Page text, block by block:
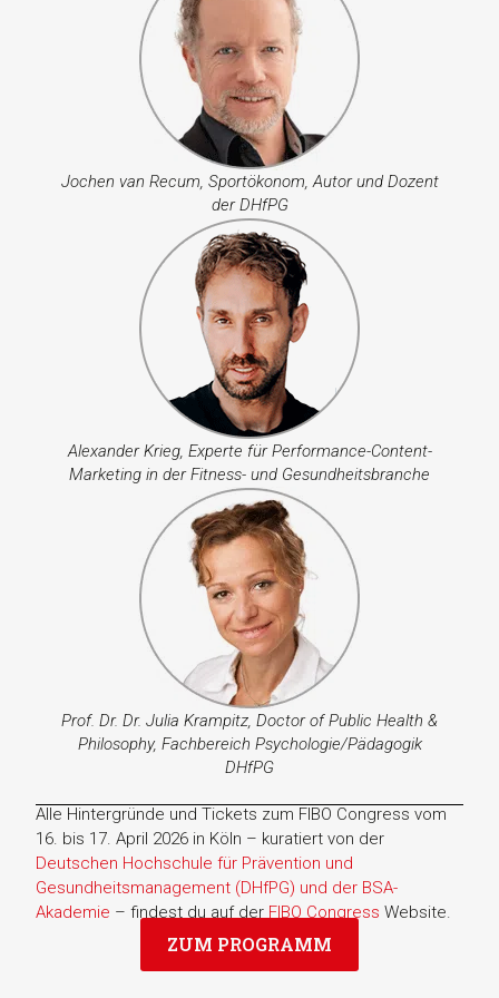
Jochen van Recum, Sportökonom, Autor und Dozent
der DHfPG
Alexander Krieg, Experte für Performance-Content-
Marketing in der Fitness- und Gesundheitsbranche
Prof. Dr. Dr. Julia Krampitz, Doctor of Public Health &
Philosophy, Fachbereich Psychologie/Pädagogik
DHfPG
Alle Hintergründe und Tickets zum FIBO Congress vom
16. bis 17. April 2026 in Köln – kuratiert von der
Deutschen Hochschule für Prävention und
Gesundheitsmanagement (DHfPG) und der BSA-
Akademie – findest du auf der FIBO Congress Website.
ZUM PROGRAMM